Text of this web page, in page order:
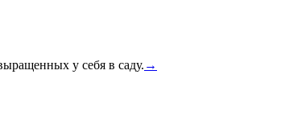
у себя в саду. →